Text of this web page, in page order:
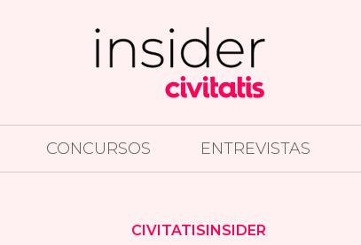
CONCURSOS ENTREVISTAS
CIVITATISINSIDER